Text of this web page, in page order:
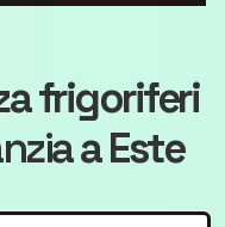
frigoriferi
a Este